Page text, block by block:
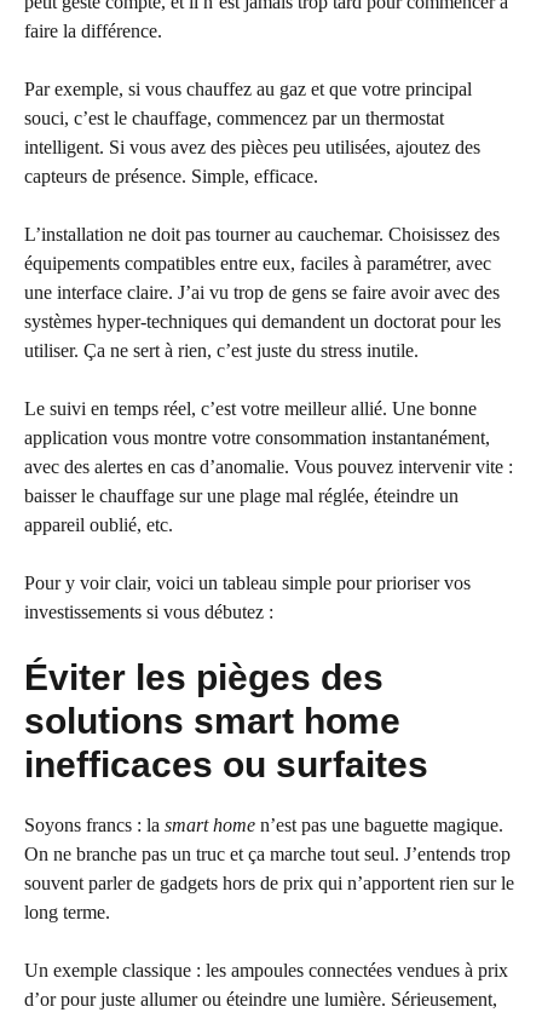
faire la différence.
Par exemple, si vous chauffez au gaz et que votre principal
souci, c’est le chauffage, commencez par un thermostat
intelligent. Si vous avez des pièces peu utilisées, ajoutez des
capteurs de présence. Simple, efficace.
L’installation ne doit pas tourner au cauchemar. Choisissez des
équipements compatibles entre eux, faciles à paramétrer, avec
une interface claire. J’ai vu trop de gens se faire avoir avec des
systèmes hyper-techniques qui demandent un doctorat pour les
utiliser. Ça ne sert à rien, c’est juste du stress inutile.
Le suivi en temps réel, c’est votre meilleur allié. Une bonne
application vous montre votre consommation instantanément,
avec des alertes en cas d’anomalie. Vous pouvez intervenir vite :
baisser le chauffage sur une plage mal réglée, éteindre un
appareil oublié, etc.
Pour y voir clair, voici un tableau simple pour prioriser vos
investissements si vous débutez :
Éviter les pièges des
solutions smart home
inefficaces ou surfaites
Soyons francs : la smart home n’est pas une baguette magique.
On ne branche pas un truc et ça marche tout seul. J’entends trop
souvent parler de gadgets hors de prix qui n’apportent rien sur le
long terme.
Un exemple classique : les ampoules connectées vendues à prix
d’or pour juste allumer ou éteindre une lumière. Sérieusement,